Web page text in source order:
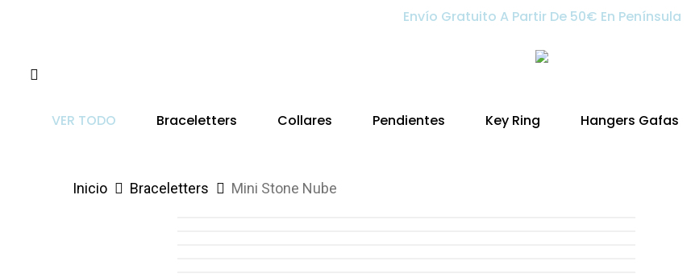
Envío Gratuito A Partir De 50€ En Península
Instagram
VER TODO Braceletters Collares Pendientes Key Ring Hangers Gafas
Inicio Braceletters Mini Stone Nube